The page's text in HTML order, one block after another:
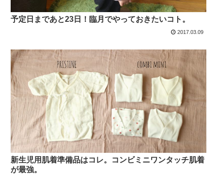
予定日まであと23日！臨月でやっておきたいコト。
2017.03.09
新生児用肌着準備品はコレ。コンビミニワンタッチ肌着
が最強。